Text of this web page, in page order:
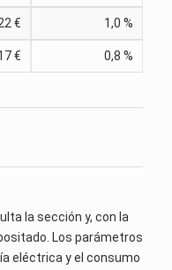
€ 1,0 %
€ 0,8 %
la sección y, con la
Los parámetros
eléctrica y el consumo